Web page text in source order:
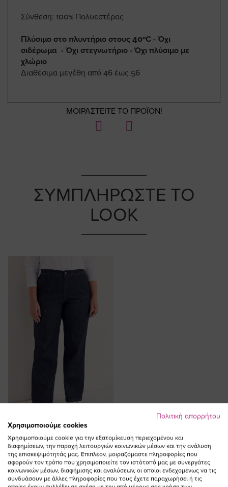
Σύνθεση: 100% Πολυεστέρας
Πλύσιμο στο πλυντήριο στους 40ºC - Όχι
σιδέρωμα - Όχι στεγνωτήριο - Όχι πλύσιμο με
χλώριο
Διαθέσιμα μεγέθη από 46 έως 56
ΜΟΙΡΑΣΤΕΙΤΕ ΤΟ ΠΡΟΪΟΝ!
ΣΥΜΠΛΗΡΩΣΤΕ ΤΟ
LOOK
ΠΡΟΣΘΗΚΗ ΣΤΟ
ΚΑΛΑΘΙ
Τζιν παντελόνι με νερβίρ σε dark
blue denim χρώμα
Ειδική
89,10 €
99,00 €
Πολιτική απορρήτου
Χρησιμοποιούμε cookies
Χρησιμοποιούμε cookie για την εξατομίκευση περιεχομένου και
διαφημίσεων, την παροχή λειτουργιών κοινωνικών μέσων και την ανάλυση
της επισκεψιμότητάς μας. Επιπλέον, μοιραζόμαστε πληροφορίες που
αφορούν τον τρόπο που χρησιμοποιείτε τον ιστότοπό μας με συνεργάτες
κοινωνικών μέσων, διαφήμισης και αναλύσεων, οι οποίοι ενδεχομένως να τις
συνδυάσουν με άλλες πληροφορίες που τους έχετε παραχωρήσει ή τις